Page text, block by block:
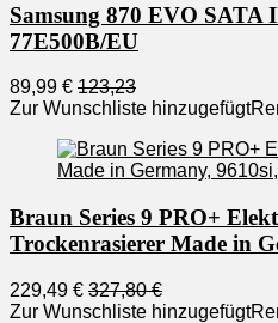
Samsung 870 EVO SATA
77E500B/EU
89,99 € 123,23
Zur Wunschliste hinzugefügt
Braun Series 9 PRO+
Trockenrasierer Made in
229,49 € 327,80 €
Zur Wunschliste hinzugefügt